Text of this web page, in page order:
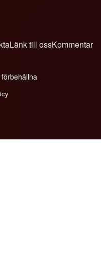
Länk till ossKommentar